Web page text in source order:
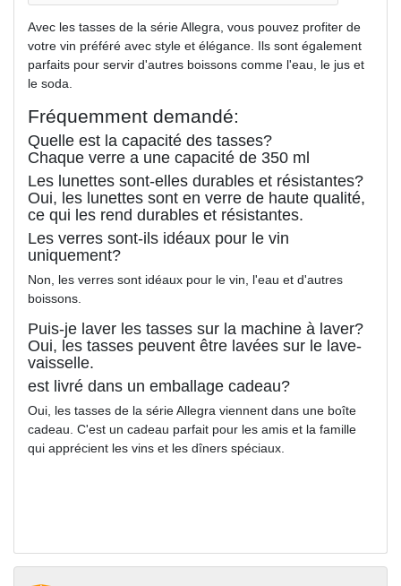
Avec les tasses de la série Allegra, vous pouvez profiter de
votre vin préféré avec style et élégance. Ils sont également
parfaits pour servir d'autres boissons comme l'eau, le jus et
le soda.
Fréquemment demandé:
Quelle est la capacité des tasses?
Chaque verre a une capacité de 350 ml
Les lunettes sont-elles durables et résistantes?
Oui, les lunettes sont en verre de haute qualité,
ce qui les rend durables et résistantes.
Les verres sont-ils idéaux pour le vin
uniquement?
Non, les verres sont idéaux pour le vin, l'eau et d'autres
boissons.
Puis-je laver les tasses sur la machine à laver?
Oui, les tasses peuvent être lavées sur le lave-
vaisselle.
est livré dans un emballage cadeau?
Oui, les tasses de la série Allegra viennent dans une boîte
cadeau. C'est un cadeau parfait pour les amis et la famille
qui apprécient les vins et les dîners spéciaux.